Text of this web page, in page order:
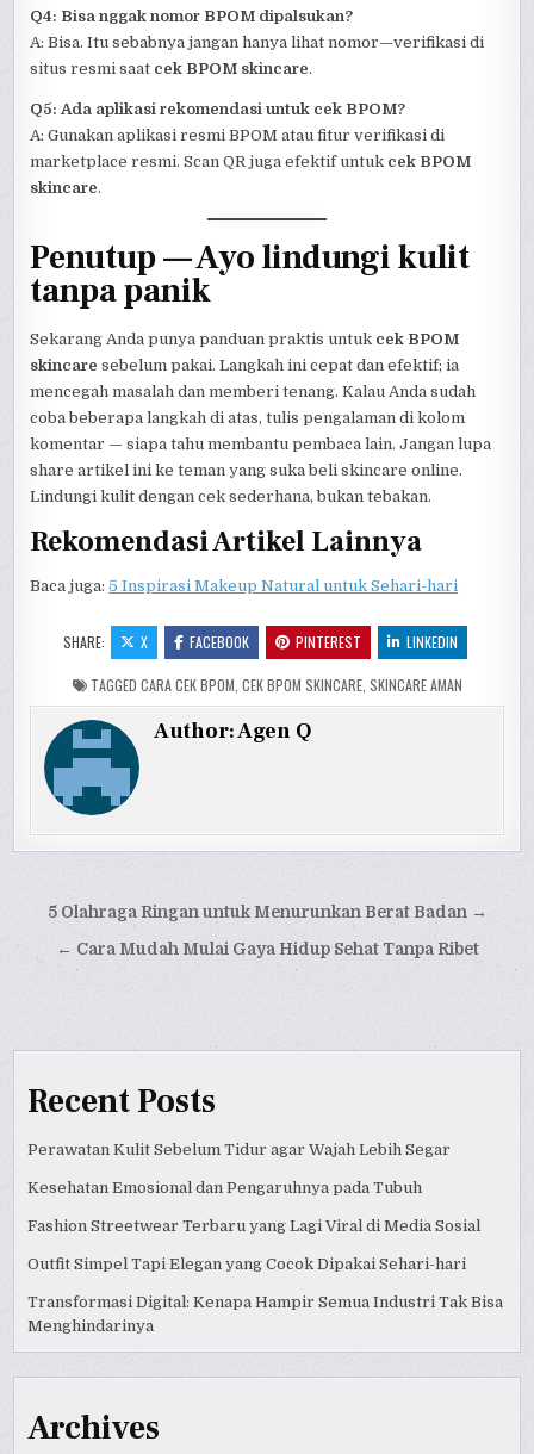
Q4: Bisa nggak nomor BPOM dipalsukan?
A: Bisa. Itu sebabnya jangan hanya lihat nomor—verifikasi di
situs resmi saat cek BPOM skincare.
Q5: Ada aplikasi rekomendasi untuk cek BPOM?
A: Gunakan aplikasi resmi BPOM atau fitur verifikasi di
marketplace resmi. Scan QR juga efektif untuk cek BPOM
skincare.
Penutup — Ayo lindungi kulit
tanpa panik
Sekarang Anda punya panduan praktis untuk cek BPOM
skincare sebelum pakai. Langkah ini cepat dan efektif; ia
mencegah masalah dan memberi tenang. Kalau Anda sudah
coba beberapa langkah di atas, tulis pengalaman di kolom
komentar — siapa tahu membantu pembaca lain. Jangan lupa
share artikel ini ke teman yang suka beli skincare online.
Lindungi kulit dengan cek sederhana, bukan tebakan.
Rekomendasi Artikel Lainnya
Baca juga:5 Inspirasi Makeup Natural untuk Sehari-hari
SHARE: X FACEBOOK PINTEREST LINKEDIN
TAGGED CARA CEK BPOM CEK BPOM SKINCARE, SKINCARE AMAN
Author:Agen Q
Post
navigation
5 Olahraga Ringan untuk Menurunkan Berat Badan →
← Cara Mudah Mulai Gaya Hidup Sehat Tanpa Ribet
Recent Posts
Perawatan Kulit Sebelum Tidur agar Wajah Lebih Segar
Kesehatan Emosional dan Pengaruhnya pada Tubuh
Fashion Streetwear Terbaru yang Lagi Viral di Media Sosial
Outfit Simpel Tapi Elegan yang Cocok Dipakai Sehari-hari
Transformasi Digital: Kenapa Hampir Semua Industri Tak Bisa
Menghindarinya
Archives